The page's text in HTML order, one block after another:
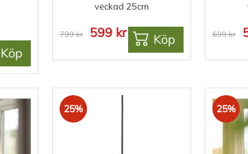
Köp
veckad 25cm
799 kr 599 kr Köp 699 kr
25% 25%